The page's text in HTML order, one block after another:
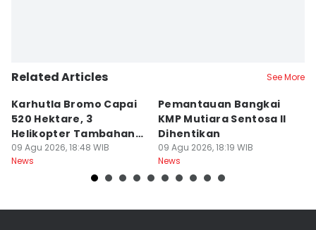
Related Articles See More
Karhutla Bromo Capai
520 Hektare, 3
Helikopter Tambahan
Diterjunkan
09 Agu 2026, 18:48 WIB
News
Pemantauan Bangkai
KMP Mutiara Sentosa II
Dihentikan
09 Agu 2026, 18:19 WIB
News